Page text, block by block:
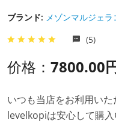
ブランド: メゾンマルジェラ
(5)
价格： 7800.00
いつも当店をお利用いた
levelkopiは安心して購